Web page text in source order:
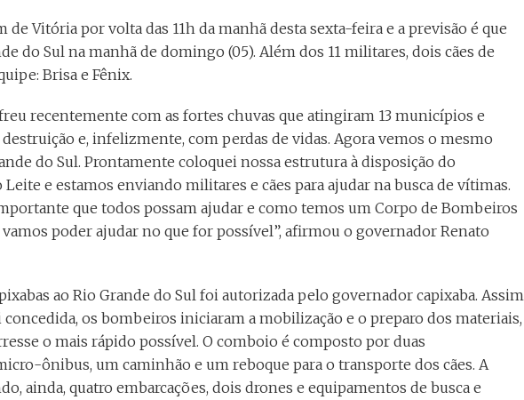
de Vitória por volta das 11h da manhã desta sexta-feira e a previsão é que
do Sul na manhã de domingo (05). Além dos 11 militares, dois cães de
Brisa e Fênix.
recentemente com as fortes chuvas que atingiram 13 municípios e
e, infelizmente, com perdas de vidas. Agora vemos o mesmo
do Sul. Prontamente coloquei nossa estrutura à disposição do
e estamos enviando militares e cães para ajudar na busca de vítimas.
que todos possam ajudar e como temos um Corpo de Bombeiros
poder ajudar no que for possível”, afirmou o governador Renato
ao Rio Grande do Sul foi autorizada pelo governador capixaba. Assim
concedida, os bombeiros iniciaram a mobilização e o preparo dos materiais,
o mais rápido possível. O comboio é composto por duas
ônibus, um caminhão e um reboque para o transporte dos cães. A
ainda, quatro embarcações, dois drones e equipamentos de busca e